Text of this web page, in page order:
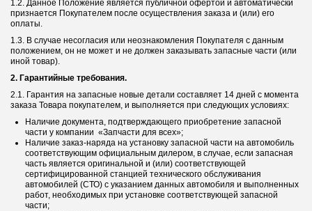
1.2. Данное Положение является публичной офертой и автоматически
признается Покупателем после осуществления заказа и (или) его
оплаты.
1.3. В случае несогласия или неознакомления Покупателя с данным
положением, он не может и не должен заказывать запасные части (или
иной товар).
2. Гарантийные требования.
2.1. Гарантия на запасные новые детали составляет 14 дней с момента
заказа Товара покупателем, и выполняется при следующих условиях:
Наличие документа, подтверждающего приобретение запасной
части у компании «Запчасти для всех»;
Наличие заказ-наряда на установку запасной части на автомобиль
соответствующим официальным дилером, в случае, если запасная
часть является оригинальной и (или) соответствующей
сертифицированной станцией технического обслуживания
автомобилей (СТО) с указанием данных автомобиля и выполненных
работ, необходимых при установке соответствующей запасной
части;